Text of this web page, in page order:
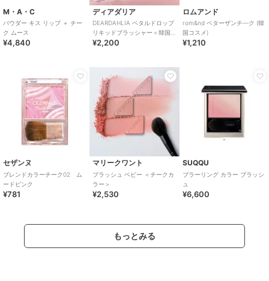
M・A・C
パウダー キス リップ ＋ チー
ク ムース
¥4,840
ディアダリア
DEARDAHLIA ペタルドロップ
リキッドブラッシャー＜韓国
コスメ＞
¥2,200
ロムアンド
rom&nd ベターザンチ―ク (韓
国コスメ)
¥1,210
セザンヌ
ブレンドカラーチーク02 ム
ードピンク
¥781
マリークワント
ブラッシュ ベビー ＜チークカ
ラー＞
¥2,530
SUQQU
ブラーリング カラー ブラッシ
ュ
¥6,600
もっとみる